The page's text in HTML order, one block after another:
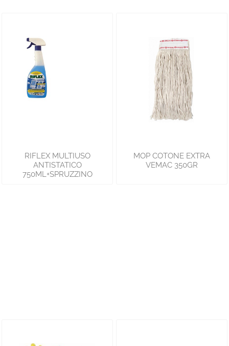
RIFLEX MULTIUSO
ANTISTATICO
750ML+SPRUZZINO
MOP COTONE EXTRA
VEMAC 350GR